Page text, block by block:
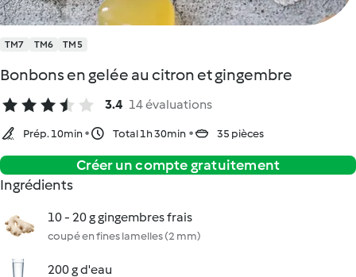
TM7 TM6 TM5
Bonbons en gelée au citron et gingembre
3.4 14 évaluations
Prép. 10min Total 1h 30min 35 pièces
Créer un compte gratuitement
Ingrédients
10 - 20 g gingembres frais
coupé en fines lamelles (2 mm)
200 g d'eau